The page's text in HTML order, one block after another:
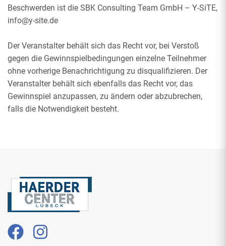
Beschwerden ist die SBK Consulting Team GmbH – Y-SiTE,
info@y-site.de
Der Veranstalter behält sich das Recht vor, bei Verstoß
gegen die Gewinnspielbedingungen einzelne Teilnehmer
ohne vorherige Benachrichtigung zu disqualifizieren. Der
Veranstalter behält sich ebenfalls das Recht vor, das
Gewinnspiel anzupassen, zu ändern oder abzubrechen,
falls die Notwendigkeit besteht.